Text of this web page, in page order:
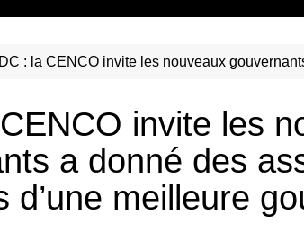
: la CENCO invite les nouveaux
invite les
a donné des
d’une meilleure